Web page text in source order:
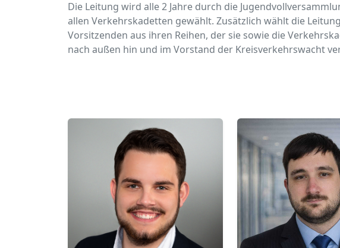
Die Leitung wird alle 2 Jahre durch die
allen Verkehrskadetten gewählt. Zusätzlich wählt die
Vorsitzenden aus ihren Reihen, der sie sowie die
nach außen hin und im Vorstand der Kreisverkehrswacht